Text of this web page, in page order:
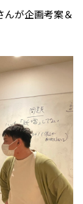
が企画考案＆